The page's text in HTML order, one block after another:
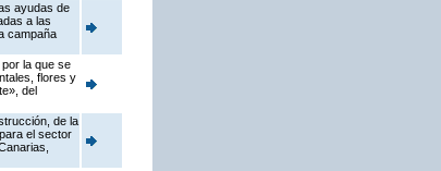
ayudas de
a las
campaña
la que se
flores y
del
de la
el sector